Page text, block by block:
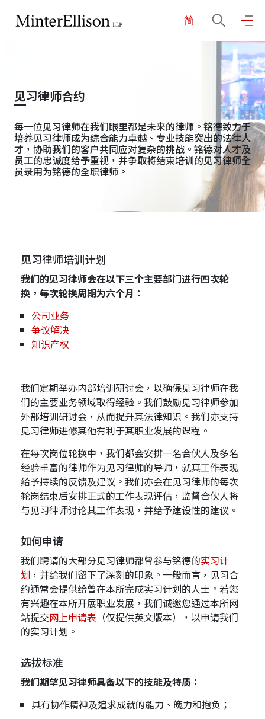
简
业务领域
应届毕业生招聘
地点
见习律师合约
每一位见习律师在我们眼里都是未来的律师。铭德致力于
培养见习律师成为综合能力卓越、专业技能突出的法律人
才，协助我们的客户共同应对复杂的挑战。铭德对人才及
员工的忠诚度给予重视，并争取将结束培训的见习律师全
员录用为铭德的全职律师。
见习律师培训计划
我们的见习律师会在以下三个主要部门进行四次轮
换，每次轮换周期为六个月：
公司业务
争议解决
知识产权
我们定期举办内部培训研讨会，以确保见习律师在我
们的主要业务领域取得经验。我们鼓励见习律师参加
外部培训研讨会，从而提升其法律知识。我们亦支持
见习律师进修其他有利于其职业发展的课程。
在每次岗位轮换中，我们都会安排一名合伙人及多名
经验丰富的律师作为见习律师的导师，就其工作表现
给予持续的反馈及建议。我们亦会在见习律师的每次
轮岗结束后安排正式的工作表现评估，监督合伙人将
与见习律师讨论其工作表现，并给予建设性的建议。
如何申请
我们聘请的大部分见习律师都曾参与铭德的实习计
划 ，并给我们留下了深刻的印象。一般而言，见习合
约通常会提供给曾在本所完成实习计划的人士。若您
有兴趣在本所开展职业发展，我们诚邀您通过本所网
站提交网上申请表 （仅提供英文版本），以申请我们
的实习计划。
选拔标准
我们期望见习律师具备以下的技能及特质：
具有协作精神及追求成就的能力、魄力和抱负；